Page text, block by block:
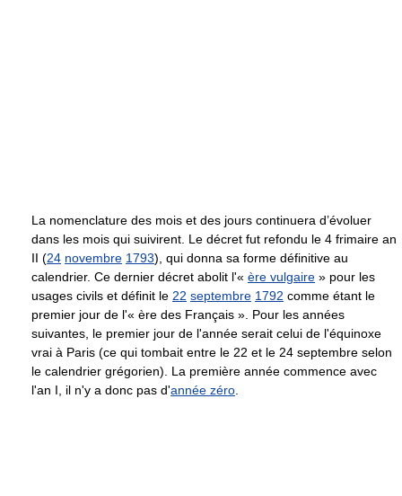
La nomenclature des mois et des jours continuera d’évoluer
dans les mois qui suivirent. Le décret fut refondu le 4 frimaire an
II (24 novembre 1793), qui donna sa forme définitive au
calendrier. Ce dernier décret abolit l'« ère vulgaire » pour les
usages civils et définit le 22 septembre 1792 comme étant le
premier jour de l'« ère des Français ». Pour les années
suivantes, le premier jour de l'année serait celui de l'équinoxe
vrai à Paris (ce qui tombait entre le 22 et le 24 septembre selon
le calendrier grégorien). La première année commence avec
l'an I, il n'y a donc pas d'année zéro